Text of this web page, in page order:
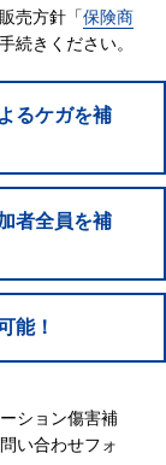
売方針「保険商
続きください。
るケガを補
者全員を補
能！
ション傷害補
い合わせフォ